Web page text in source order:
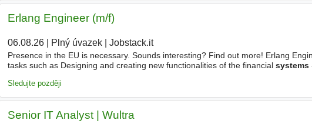
Erlang Engineer (m/f)
06.08.26| Plný úvazek| Jobstack.it
Presence in the EU is necessary. Sounds interesting? Find out more! Erlang
tasks such as Designing and creating new functionalities of the financial systems
Sledujte později
Senior IT Analyst | Wultra